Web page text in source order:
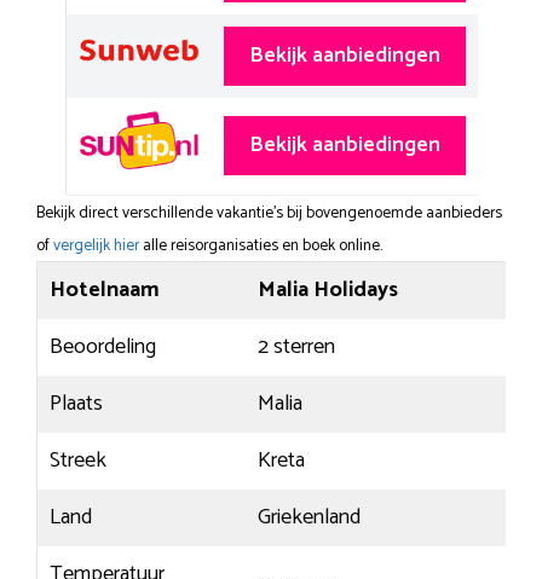
Bekijk aanbiedingen
Bekijk aanbiedingen
Bekijk direct verschillende vakantie's bij bovengenoemde aanbieders
ofvergelijk hieralle reisorganisaties en boek online.
Hotelnaam
Malia Holidays
Beoordeling
2 sterren
Plaats
Malia
Streek
Kreta
Land
Griekenland